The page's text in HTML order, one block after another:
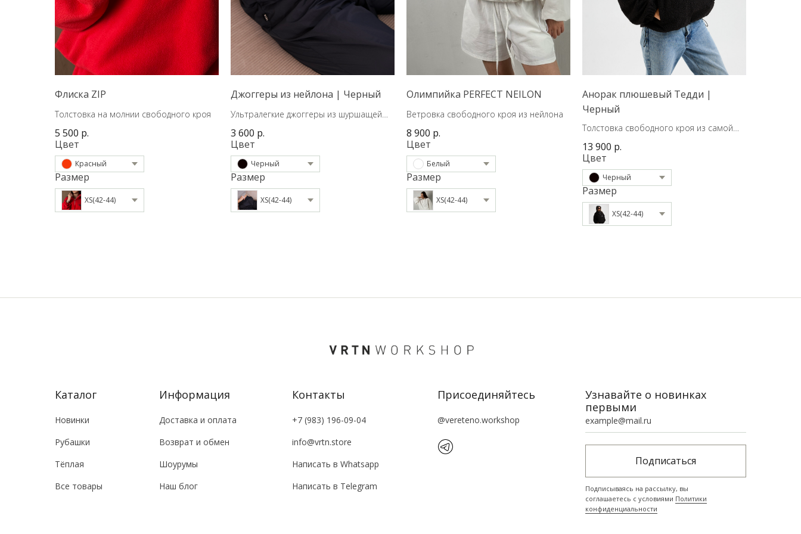
Флиска ZIP
Толстовка на молнии свободного кроя
5 500 р.
Цвет
Красный
Размер
XS(42-44)
Джоггеры из нейлона | Черный
Ультралегкие джоггеры из шуршащей
3 600 р.
Цвет
Черный
Размер
XS(42-44)
Олимпийка PERFECT NEILON
Ветровка свободного кроя из нейлона
8 900 р.
Цвет
Белый
Размер
XS(42-44)
Анорак плюшевый Тедди |
Черный
Толстовка свободного кроя из самой
13 900 р.
Цвет
Черный
Размер
XS(42-44)
Новинки
Каталог
Рубашки
Тёплая
Все товары
Доставка и оплата
Информация
Возврат и обмен
Шоурумы
Наш блог
+7 (983) 196-09-04
Контакты
info@vrtn.store
Написать в Whatsapp
Написать в Tеlegram
@vereteno.workshop
Присоединяйтесь
Узнавайте о новинках
первыми
Подписаться
Подписываясь на рассылку, вы
соглашаетесь с условиями Политики
конфиденциальности